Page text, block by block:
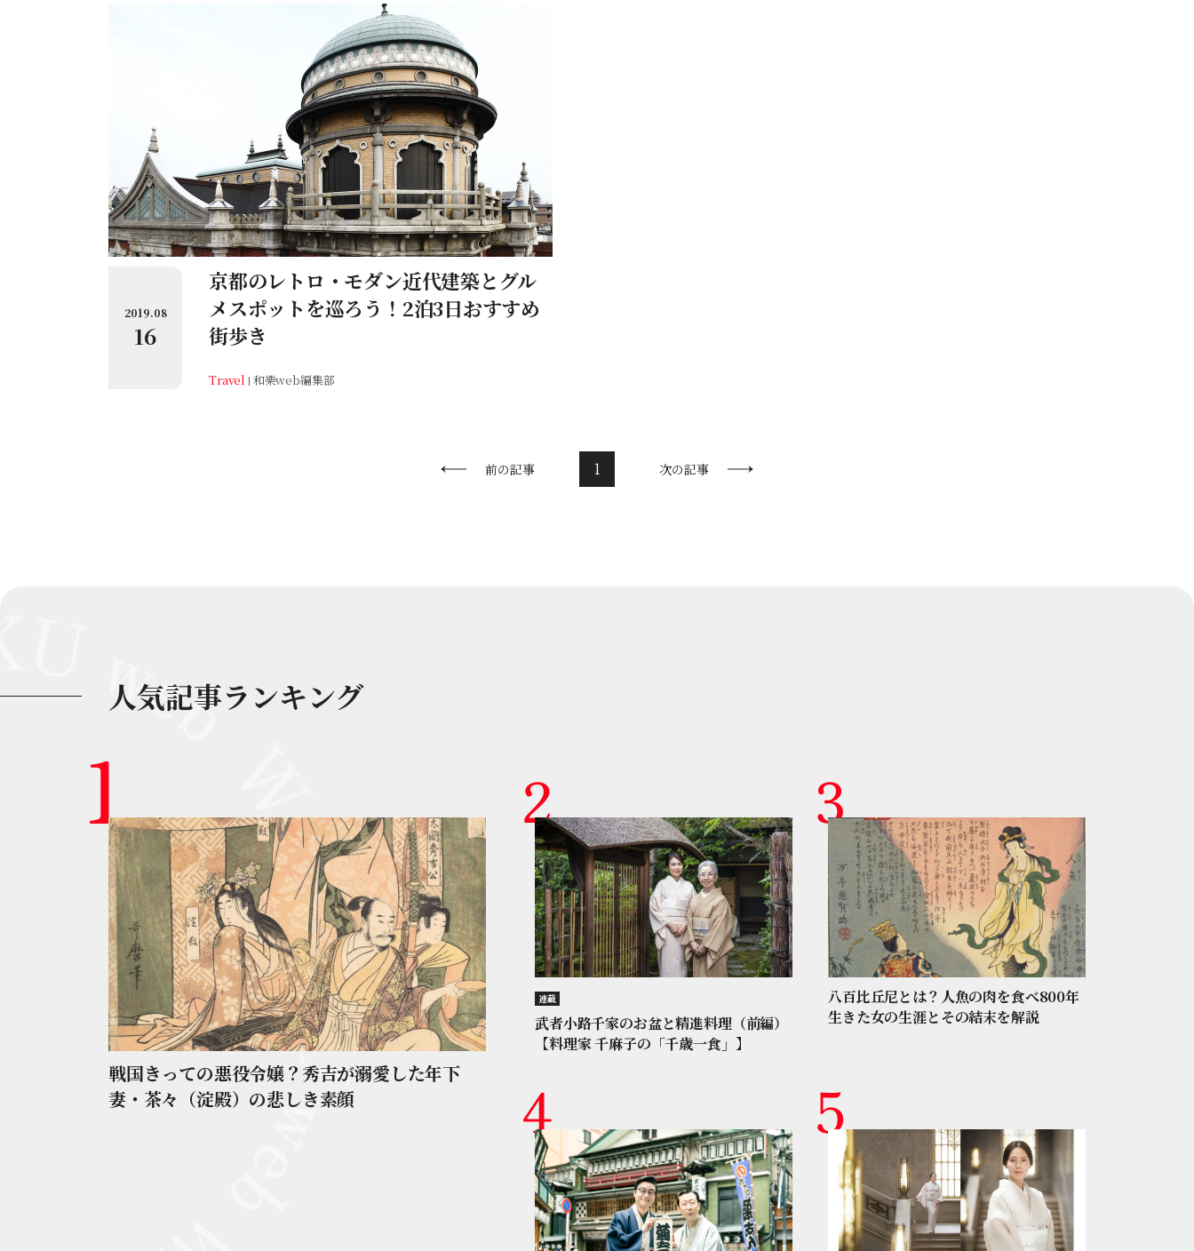
2019.08
16
京都のレトロ・モダン近代建築とグル
メスポットを巡ろう！2泊3日おすすめ
街歩き
Travel 和樂web編集部
前の記事 1 次の記事
人気記事ランキング
戦国きっての悪役令嬢？秀吉が溺愛した年下
妻・茶々（淀殿）の悲しき素顔
連載
武者小路千家のお盆と精進料理（前編）
【料理家 千麻子の「千歳一食」】
八百比丘尼とは？人魚の肉を食べ800年
生きた女の生涯とその結末を解説